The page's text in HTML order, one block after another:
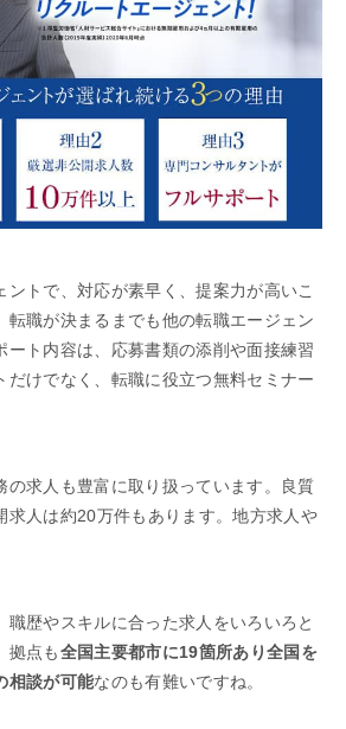
ントで、対応が素早く、提案力が高いこ
転職が決まるまでも他の転職エージェン
ート内容は、応募書類の添削や面接練習
だけでなく、転職に役立つ無料セミナー
の求人も豊富に取り扱っています。良質
求人は約20万件もあります。地方求人や
職歴やスキルに合った求人をいろいろと
拠点も全国主要都市に19箇所あり全国を
相談が可能なのも有難いですね。